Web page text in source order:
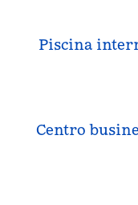
Piscina
Centro